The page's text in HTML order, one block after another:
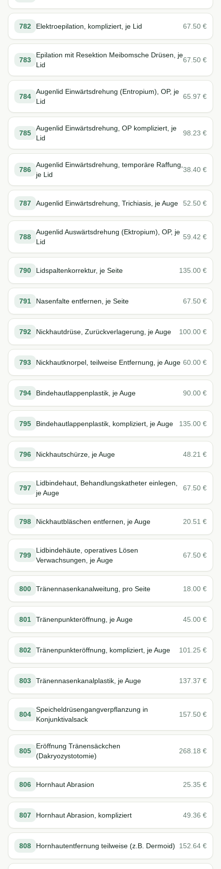
782 Elektroepilation, kompliziert, je Lid 67.50 €
783
Epilation mit Resektion Meibomsche Drüsen, je
Lid
67.50 €
784
Augenlid Einwärtsdrehung (Entropium), OP, je
Lid
65.97 €
785
Augenlid Einwärtsdrehung, OP kompliziert, je
Lid
98.23 €
786
Augenlid Einwärtsdrehung, temporäre Raffung,
je Lid
38.40 €
787 Augenlid Einwärtsdrehung, Trichiasis, je Auge 52.50 €
788
Augenlid Auswärtsdrehung (Ektropium), OP, je
Lid
59.42 €
790 Lidspaltenkorrektur, je Seite 135.00 €
791 Nasenfalte entfernen, je Seite 67.50 €
792 Nickhautdrüse, Zurückverlagerung, je Auge 100.00 €
793 Nickhautknorpel, teilweise Entfernung, je Auge 60.00 €
794 Bindehautlappenplastik, je Auge 90.00 €
795 Bindehautlappenplastik, kompliziert, je Auge 135.00 €
796 Nickhautschürze, je Auge 48.21 €
797
Lidbindehaut, Behandlungskatheter einlegen,
je Auge
67.50 €
798 Nickhautbläschen entfernen, je Auge 20.51 €
799
Lidbindehäute, operatives Lösen
Verwachsungen, je Auge
67.50 €
800 Tränennasenkanalweitung, pro Seite 18.00 €
801 Tränenpunkteröffnung, je Auge 45.00 €
802 Tränenpunkteröffnung, kompliziert, je Auge 101.25 €
803 Tränennasenkanalplastik, je Auge 137.37 €
804
Speicheldrüsengangverpflanzung in
Konjunktivalsack
157.50 €
805
Eröffnung Tränensäckchen
(Dakryozystotomie)
268.18 €
806 Hornhaut Abrasion 25.35 €
807 Hornhaut Abrasion, kompliziert 49.36 €
808 Hornhautentfernung teilweise (z.B. Dermoid) 152.64 €